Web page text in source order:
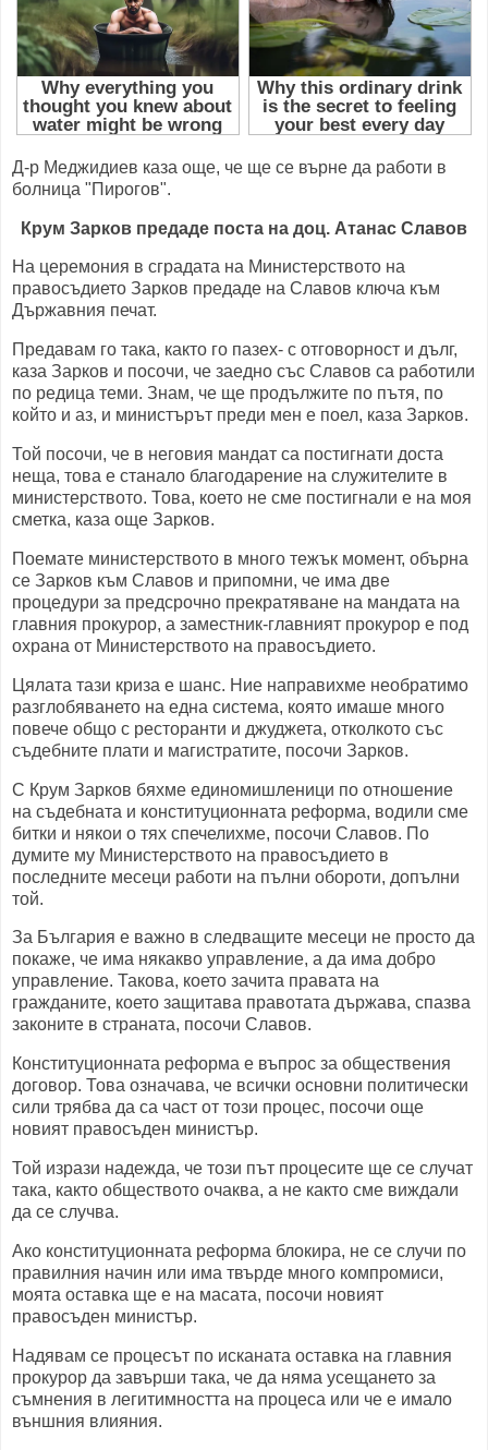
Д-р Меджидиев каза още, че ще се върне да работи в
болница "Пирогов".
Крум Зарков предаде поста на доц. Атанас Славов
На церемония в сградата на Министерството на
правосъдието Зарков предаде на Славов ключа към
Държавния печат.
Предавам го така, както го пазех- с отговорност и дълг,
каза Зарков и посочи, че заедно със Славов са работили
по редица теми. Знам, че ще продължите по пътя, по
който и аз, и министърът преди мен е поел, каза Зарков.
Той посочи, че в неговия мандат са постигнати доста
неща, това е станало благодарение на служителите в
министерството. Това, което не сме постигнали е на моя
сметка, каза още Зарков.
Поемате министерството в много тежък момент, обърна
се Зарков към Славов и припомни, че има две
процедури за предсрочно прекратяване на мандата на
главния прокурор, а заместник-главният прокурор е под
охрана от Министерството на правосъдието.
Цялата тази криза е шанс. Ние направихме необратимо
разглобяването на една система, която имаше много
повече общо с ресторанти и джуджета, отколкото със
съдебните плати и магистратите, посочи Зарков.
С Крум Зарков бяхме единомишленици по отношение
на съдебната и конституционната реформа, водили сме
битки и някои о тях спечелихме, посочи Славов. По
думите му Министерството на правосъдието в
последните месеци работи на пълни обороти, допълни
той.
За България е важно в следващите месеци не просто да
покаже, че има някакво управление, а да има добро
управление. Такова, което зачита правата на
гражданите, което защитава правотата държава, спазва
законите в страната, посочи Славов.
Конституционната реформа е въпрос за обществения
договор. Това означава, че всички основни политически
сили трябва да са част от този процес, посочи още
новият правосъден министър.
Той изрази надежда, че този път процесите ще се случат
така, както обществото очаква, а не както сме виждали
да се случва.
Ако конституционната реформа блокира, не се случи по
правилния начин или има твърде много компромиси,
моята оставка ще е на масата, посочи новият
правосъден министър.
Надявам се процесът по исканата оставка на главния
прокурор да завърши така, че да няма усещането за
съмнения в легитимността на процеса или че е имало
външния влияния.